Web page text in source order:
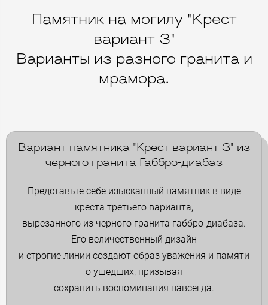
Памятник на могилу "Крест
вариант 3"
Варианты из разного гранита и
мрамора.
Вариант памятника "Крест вариант 3" из
черного гранита Габбро-диабаз
Представьте себе изысканный памятник в виде
креста третьего варианта,
вырезанного из черного гранита габбро-диабаза.
Его величественный дизайн
и строгие линии создают образ уважения и памяти
о ушедших, призывая
сохранить воспоминания навсегда.